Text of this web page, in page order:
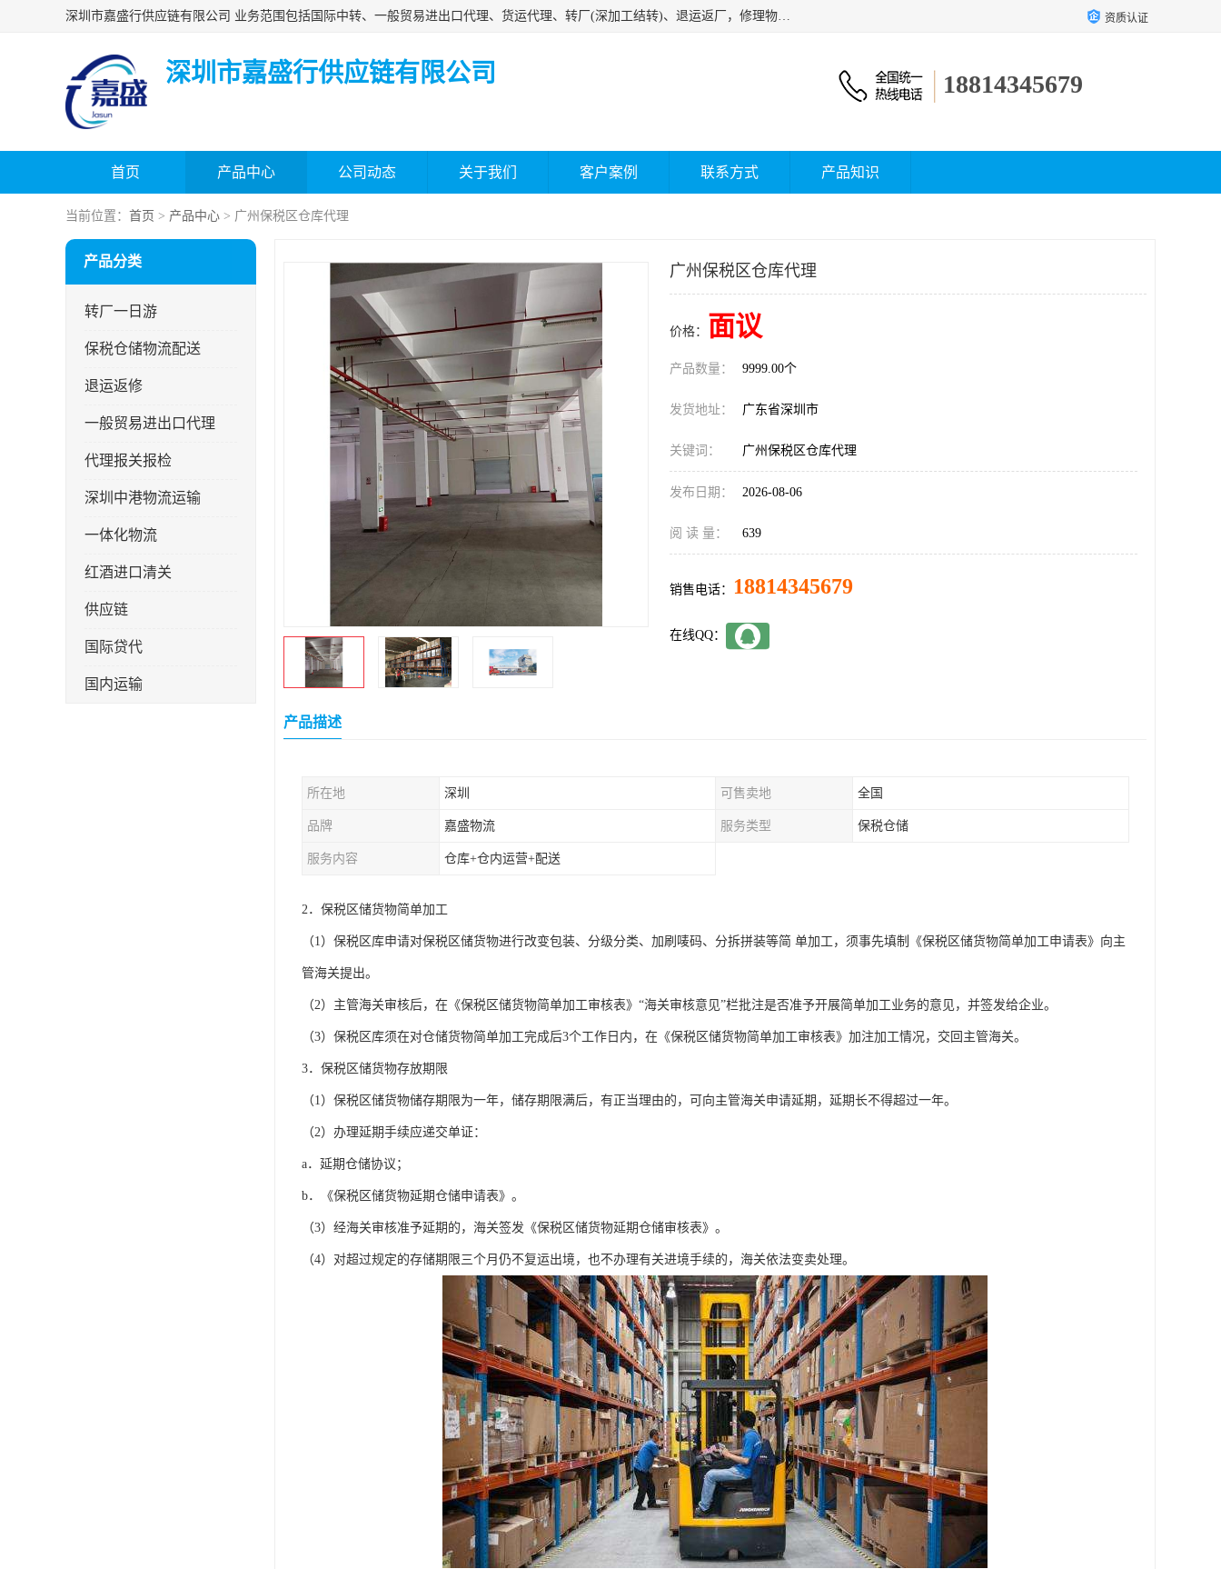
深圳市嘉盛行供应链有限公司 业务范围包括国际中转、一般贸易进出口代理、货运代理、转厂(深加工结转)、退运返厂，修理物品、直接退运、简单加工、更换包装、食品化妆品贴标进口、通关保税仓储，保税生产加工，香港仓库、中港运输专拼货运等服务 资质认证
深圳市嘉盛行供应链有限公司 18814345679
首页 产品中心 公司动态 关于我们 客户案例 联系方式 产品知识
当前位置： 首页 > 产品中心 > 广州保税区仓库代理
产品分类
转厂一日游
保税仓储物流配送
退运返修
一般贸易进出口代理
代理报关报检
深圳中港物流运输
一体化物流
红酒进口清关
供应链
国际贷代
国内运输
广州保税区仓库代理
价格： 面议
产品数量： 9999.00个
发货地址： 广东省深圳市
关键词： 广州保税区仓库代理
发布日期： 2026-08-06
阅 读 量： 639
销售电话： 18814345679
在线QQ：
产品描述
所在地 深圳 可售卖地 全国
品牌 嘉盛物流 服务类型 保税仓储
服务内容 仓库+仓内运营+配送
2．保税区储货物简单加工
（1）保税区库申请对保税区储货物进行改变包装、分级分类、加刷唛码、分拆拼装等简 单加工，须事先填制《保税区储货物简单加工申请表》向主
管海关提出。
（2）主管海关审核后，在《保税区储货物简单加工审核表》“海关审核意见”栏批注是否准予开展简单加工业务的意见，并签发给企业。
（3）保税区库须在对仓储货物简单加工完成后3个工作日内，在《保税区储货物简单加工审核表》加注加工情况，交回主管海关。
3．保税区储货物存放期限
（1）保税区储货物储存期限为一年，储存期限满后，有正当理由的，可向主管海关申请延期，延期长不得超过一年。
（2）办理延期手续应递交单证：
a．延期仓储协议；
b．《保税区储货物延期仓储申请表》。
（3）经海关审核准予延期的，海关签发《保税区储货物延期仓储审核表》。
（4）对超过规定的存储期限三个月仍不复运出境，也不办理有关进境手续的，海关依法变卖处理。